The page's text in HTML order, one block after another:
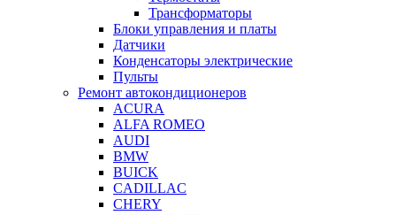
Трансформаторы
Блоки управления и платы
Датчики
Конденсаторы электрические
Пульты
Ремонт автокондиционеров
ACURA
ALFA ROMEO
AUDI
BMW
BUICK
CADILLAC
CHERY